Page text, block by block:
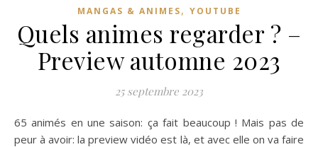
MANGAS & ANIMES, YOUTUBE
Quels animes regarder ? –
Preview automne 2023
25 septembre 2023
65 animés en une saison: ça fait beaucoup ! Mais pas de
peur à avoir: la preview vidéo est là, et avec elle on va faire